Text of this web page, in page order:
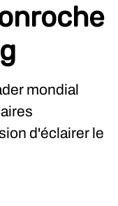
mondial
d'éclairer le